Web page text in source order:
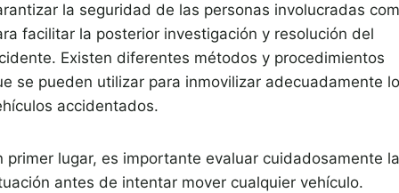
la seguridad de las personas involucradas
facilitar la posterior investigación y resolución del
Existen diferentes métodos y procedimientos
se pueden utilizar para inmovilizar adecuadamente
accidentados.
primer lugar, es importante evaluar cuidadosamente la
antes de intentar mover cualquier vehículo.